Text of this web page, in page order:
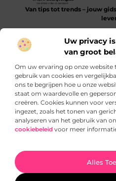
Uw privacy
van groot
Om uw ervaring op onze website
gebruik van cookies en
ons te begrijpen hoe u onze
staat om waardevolle en
creëren. Cookies kunnen voor
ingezet, zoals het tonen van
analyseren van het gebruik van
cookiebeleid voor meer
Alles
Van tips tot trends – jouw
helpen bij het ontdekken, leren
Bericht categorie
Onze informatie